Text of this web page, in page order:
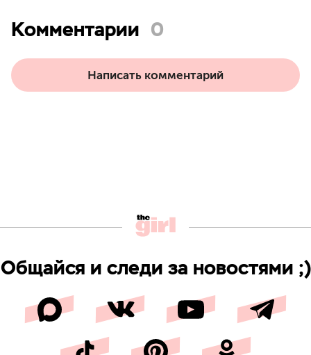
Комментарии 0
Написать комментарий
Общайся и следи за новостями ;)